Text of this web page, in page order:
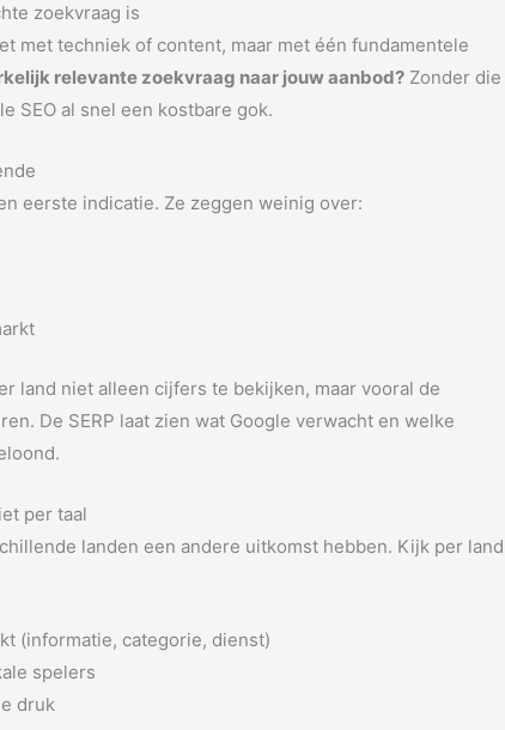
zoekvraag is
met techniek of content, maar met één fundamentele
relevante zoekvraag naar jouw aanbod? Zonder die
SEO al snel een kostbare gok.
eerste indicatie. Ze zeggen weinig over:
land niet alleen cijfers te bekijken, maar vooral de
De SERP laat zien wat Google verwacht en welke
per taal
landen een andere uitkomst hebben. Kijk per land
(informatie, categorie, dienst)
spelers
druk